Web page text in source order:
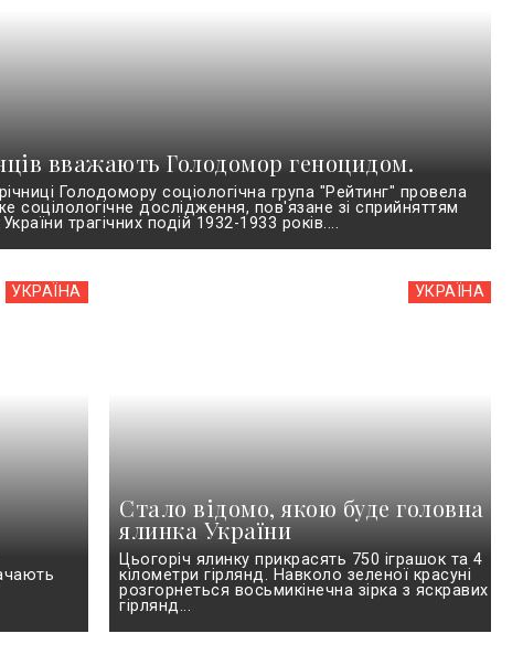
вважають Голодомор геноцидом.
Голодомору соціологічна група "Рейтинг" провела
соцілологічне дослідження, пов'язане зі сприйняттям
трагічних подій 1932-1933 років....
УКРАЇНА УКРАЇНА
Стало відомо, якою буде головна
ялинка України
Цьогоріч ялинку прикрасять 750 іграшок та 4
кілометри гірлянд. Навколо зеленої красуні
розгорнеться восьмикінечна зірка з яскравих
гірлянд...